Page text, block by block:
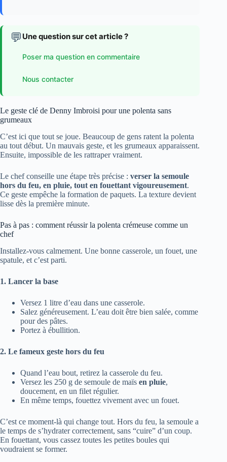
💬 Une question sur cet article ?
Poser ma question en commentaire
Nous contacter
Le geste clé de Denny Imbroisi pour une polenta sans
grumeaux
C’est ici que tout se joue. Beaucoup de gens ratent la polenta
au tout début. Un mauvais geste, et les grumeaux apparaissent.
Ensuite, impossible de les rattraper vraiment.
Le chef conseille une étape très précise : verser la semoule
hors du feu, en pluie, tout en fouettant vigoureusement.
Ce geste empêche la formation de paquets. La texture devient
lisse dès la première minute.
Pas à pas : comment réussir la polenta crémeuse comme un
chef
Installez-vous calmement. Une bonne casserole, un fouet, une
spatule, et c’est parti.
1. Lancer la base
Versez 1 litre d’eau dans une casserole.
Salez généreusement. L’eau doit être bien salée, comme
pour des pâtes.
Portez à ébullition.
2. Le fameux geste hors du feu
Quand l’eau bout, retirez la casserole du feu.
Versez les 250 g de semoule de maïs en pluie,
doucement, en un filet régulier.
En même temps, fouettez vivement avec un fouet.
C’est ce moment-là qui change tout. Hors du feu, la semoule a
le temps de s’hydrater correctement, sans “cuire” d’un coup.
En fouettant, vous cassez toutes les petites boules qui
voudraient se former.